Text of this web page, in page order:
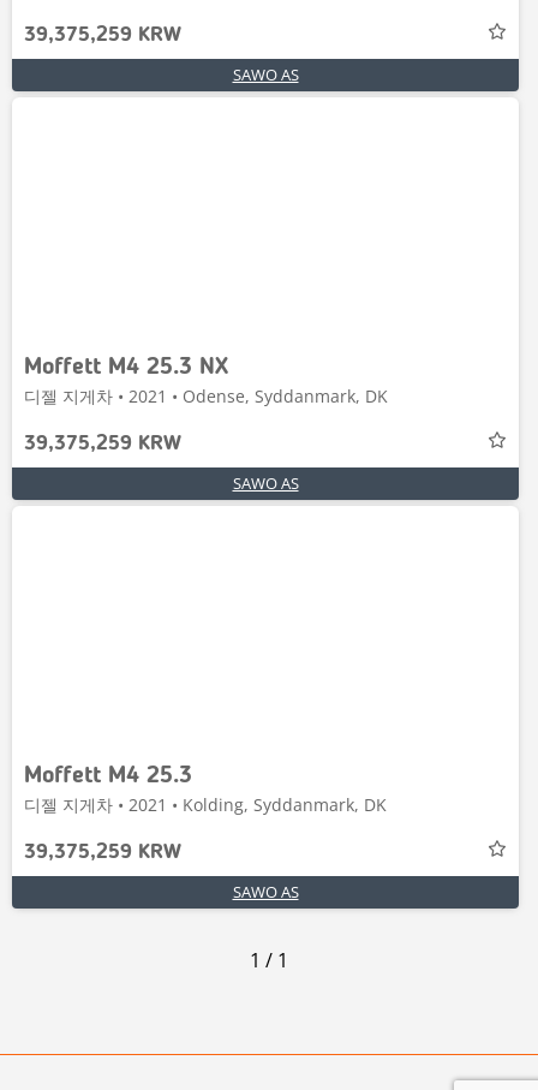
39,375,259 KRW
SAWO AS
Moffett M4 25.3 NX
디젤 지게차 • 2021 • Odense, Syddanmark, DK
39,375,259 KRW
SAWO AS
Moffett M4 25.3
디젤 지게차 • 2021 • Kolding, Syddanmark, DK
39,375,259 KRW
SAWO AS
1 / 1